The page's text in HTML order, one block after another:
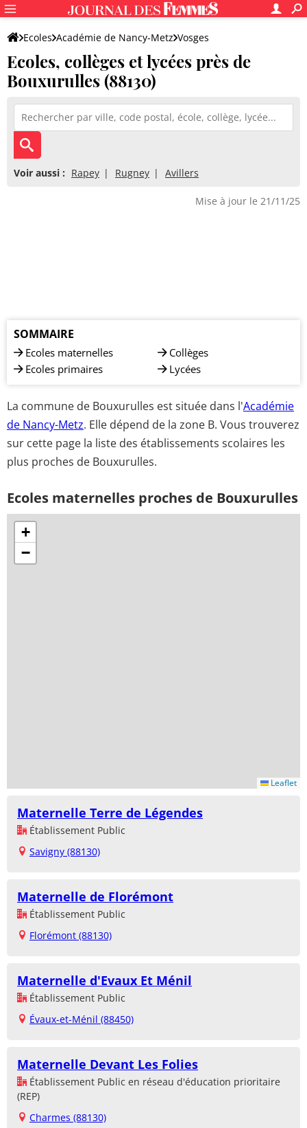
Ecoles Académie de Nancy-Metz Vosges
Ecoles, collèges et lycées près de
Bouxurulles (88130)
Voir aussi : Rapey Rugney Avillers
Mise à jour le 21/11/25
SOMMAIRE
Ecoles maternelles
Ecoles primaires
Collèges
Lycées
La commune de Bouxurulles est située dans l'Académie
de Nancy-Metz. Elle dépend de la zone B. Vous trouverez
sur cette page la liste des établissements scolaires les
plus proches de Bouxurulles.
Ecoles maternelles proches de Bouxurulles
+
−
Leaflet
Maternelle Terre de Légendes
Établissement Public
Savigny (88130)
Maternelle de Florémont
Établissement Public
Florémont (88130)
Maternelle d'Evaux Et Ménil
Établissement Public
Évaux-et-Ménil (88450)
Maternelle Devant Les Folies
Établissement Public en réseau d'éducation prioritaire
(REP)
Charmes (88130)